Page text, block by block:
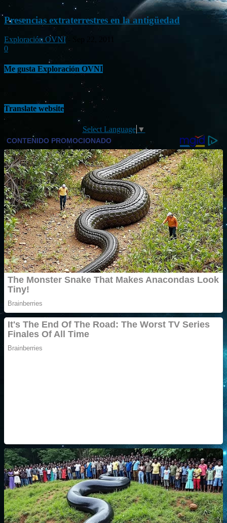
Presencias extraterrestres en la antigüedad
Exploración OVNI
0
Me gusta Exploración OVNI
Translate website
Select Language ▼